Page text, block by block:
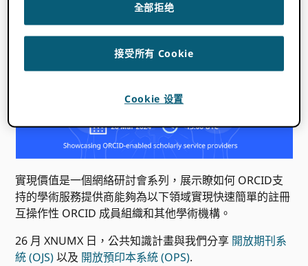
開始時間在哪裡你:無法檢測到您的時區。 嘗試重裝這一頁。
實現價值是一個網絡研討會系列，展示瞭如何 ORCID支
持的學術服務提供商能夠為以下領域實現快速簡單的註冊
互操作性 ORCID 成員組織和其他學術機構。
26 月 XNUMX 日，公共知識計畫與我們分享 開放期刊系
統 (OJS)以及 開放預印本系統 (OPS).
全部拒绝
接受所有 Cookie
Cookie 设置